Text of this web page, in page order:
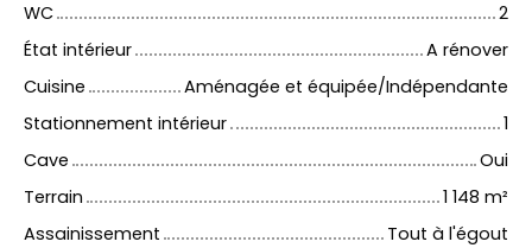
WC
2
État intérieur
A rénover
Cuisine
Aménagée et équipée/Indépendante
Stationnement intérieur
1
Cave
Oui
Terrain
1 148 m²
Assainissement
Tout à l'égout